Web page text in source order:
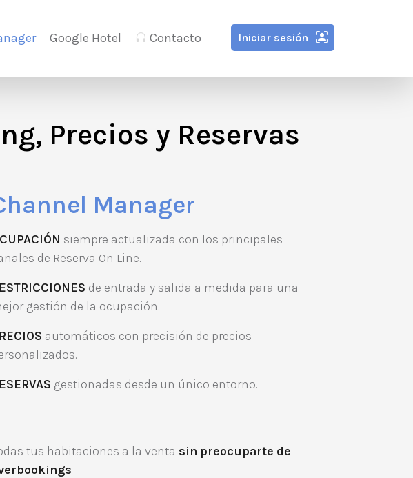
Google Hotel Contacto Iniciar sesión
Precios y Reservas
Manager
siempre actualizada con los principales
de Reserva On Line.
de entrada y salida a medida para una
gestión de la ocupación.
automáticos con precisión de precios
gestionadas desde un único entorno.
tus habitaciones a la venta sin preocuparte de